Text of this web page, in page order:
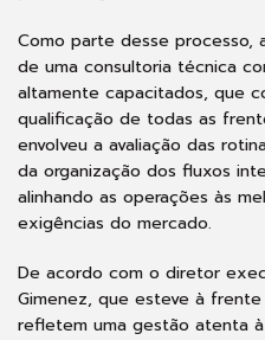
Como parte desse
de uma consultoria técnica
altamente capacitados, que
qualificação de todas as
envolveu a avaliação das
da organização dos fluxos
alinhando as operações às
exigências do mercado.
De acordo com o diretor
Gimenez, que esteve à
refletem uma gestão atenta